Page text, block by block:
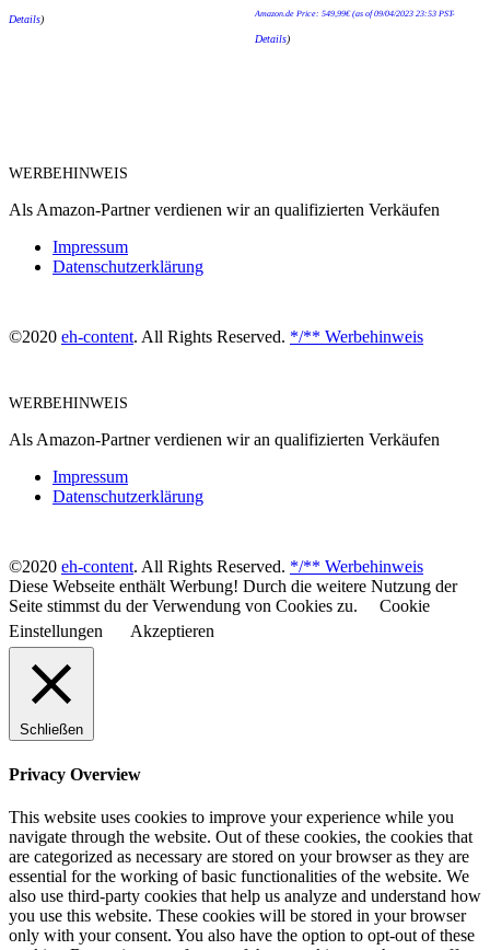
Details)
Amazon.de Price: 549,99€(as of 09/04/2023 23:53 PST-
Details)
WERBEHINWEIS
Als Amazon-Partner verdienen wir an qualifizierten Verkäufen
Impressum
Datenschutzerklärung
©2020 eh-content. All Rights Reserved. */** Werbehinweis
WERBEHINWEIS
Als Amazon-Partner verdienen wir an qualifizierten Verkäufen
Impressum
Datenschutzerklärung
©2020 eh-content. All Rights Reserved. */** Werbehinweis
Diese Webseite enthält Werbung! Durch die weitere Nutzung der
Seite stimmst du der Verwendung von Cookies zu.
Cookie
Einstellungen
Akzeptieren
Schließen
Privacy Overview
This website uses cookies to improve your experience while you
navigate through the website. Out of these cookies, the cookies that
are categorized as necessary are stored on your browser as they are
essential for the working of basic functionalities of the website. We
also use third-party cookies that help us analyze and understand how
you use this website. These cookies will be stored in your browser
only with your consent. You also have the option to opt-out of these